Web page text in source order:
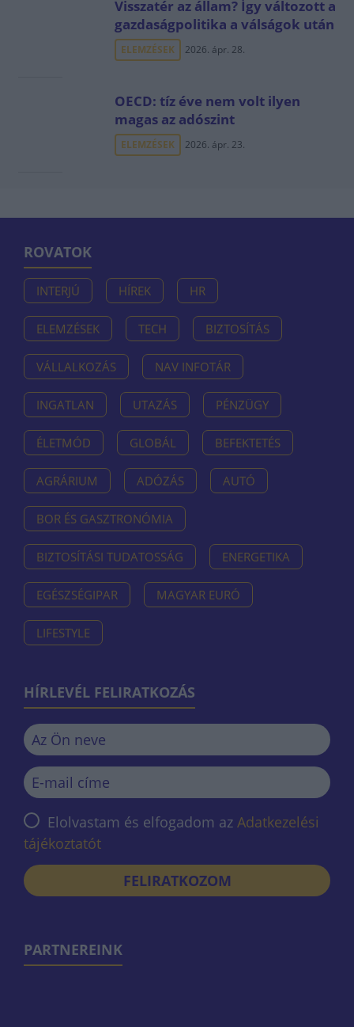
Visszatér az állam? Így változott a
gazdaságpolitika a válságok után
ELEMZÉSEK 2026. ápr. 28.
OECD: tíz éve nem volt ilyen
magas az adószint
ELEMZÉSEK 2026. ápr. 23.
ROVATOK
INTERJÚ HÍREK HR
ELEMZÉSEK TECH BIZTOSÍTÁS
VÁLLALKOZÁS NAV INFOTÁR
INGATLAN UTAZÁS PÉNZÜGY
ÉLETMÓD GLOBÁL BEFEKTETÉS
AGRÁRIUM ADÓZÁS AUTÓ
BOR ÉS GASZTRONÓMIA
BIZTOSÍTÁSI TUDATOSSÁG ENERGETIKA
EGÉSZSÉGIPAR MAGYAR EURÓ
LIFESTYLE
HÍRLEVÉL FELIRATKOZÁS
Elolvastam és elfogadom az Adatkezelési
tájékoztatót
FELIRATKOZOM
PARTNEREINK